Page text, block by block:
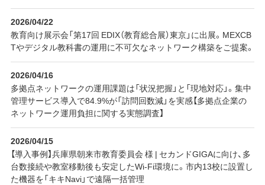
2026/04/22
教育向け展示会「第17回 EDIX（教育総合展）東京」に出展。MEXCB
Tやデジタル教科書の運用に不可欠なネットワーク構築をご提案。
2026/04/16
多拠点ネットワークの運用課題は「状況把握」と「現地対応」。集中
管理サービス導入で84.9%が「訪問回数減」を実感【多拠点企業の
ネットワーク運用負担に関する実態調査】
2026/04/15
【導入事例】兵庫県朝来市教育委員会 様 | セカンドGIGAに向け、多
台数接続や教室移動後も安定したWi-Fi環境に。市内13校に設置し
た機器を「キキNavi」で遠隔一括管理